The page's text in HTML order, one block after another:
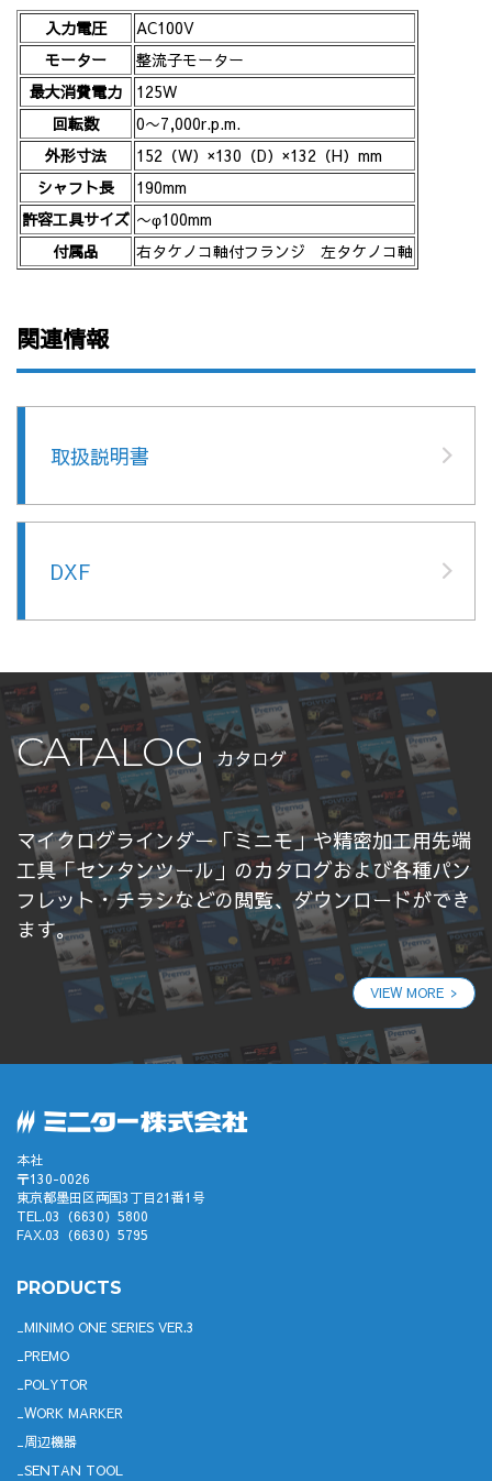
入力電圧
AC100V
モーター
整流子モーター
最大消費電力
125W
回転数
0〜7,000r.p.m.
外形寸法
152（W）×130（D）×132（H）mm
シャフト長
190mm
許容工具サイズ 〜φ100mm
付属品
右タケノコ軸付フランジ 左タケノコ軸
関連情報
取扱説明書
DXF
CATALOG カタログ
マイクログラインダー「ミニモ」や精密加工用先端
工具「センタンツール」のカタログおよび各種パン
フレット・チラシなどの閲覧、ダウンロードができ
ます。
VIEW MORE
本社
〒130-0026
東京都墨田区両国3丁目21番1号
TEL.03（6630）5800
FAX.03（6630）5795
PRODUCTS
MINIMO ONE SERIES VER.3
PREMO
POLYTOR
WORK MARKER
周辺機器
SENTAN TOOL